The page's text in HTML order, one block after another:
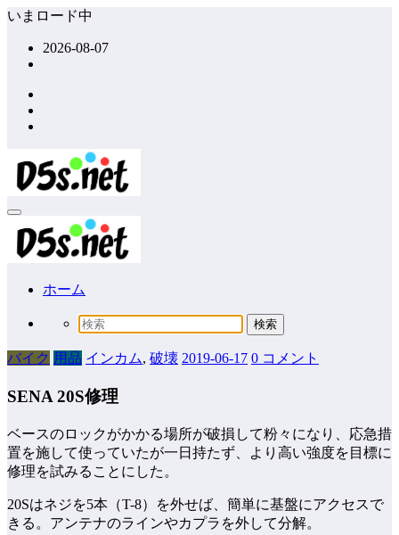
コ
ッ
プ
いまロード中
2026-08-07
ホーム
バイク 用品 インカム, 破壊 2019-06-17 0 コメント
SENA 20S修理
ベースのロックがかかる場所が破損して粉々になり、応急措
置を施して使っていたが一日持たず、より高い強度を目標に
修理を試みることにした。
20Sはネジを5本（T-8）を外せば、簡単に基盤にアクセスで
きる。アンテナのラインやカプラを外して分解。